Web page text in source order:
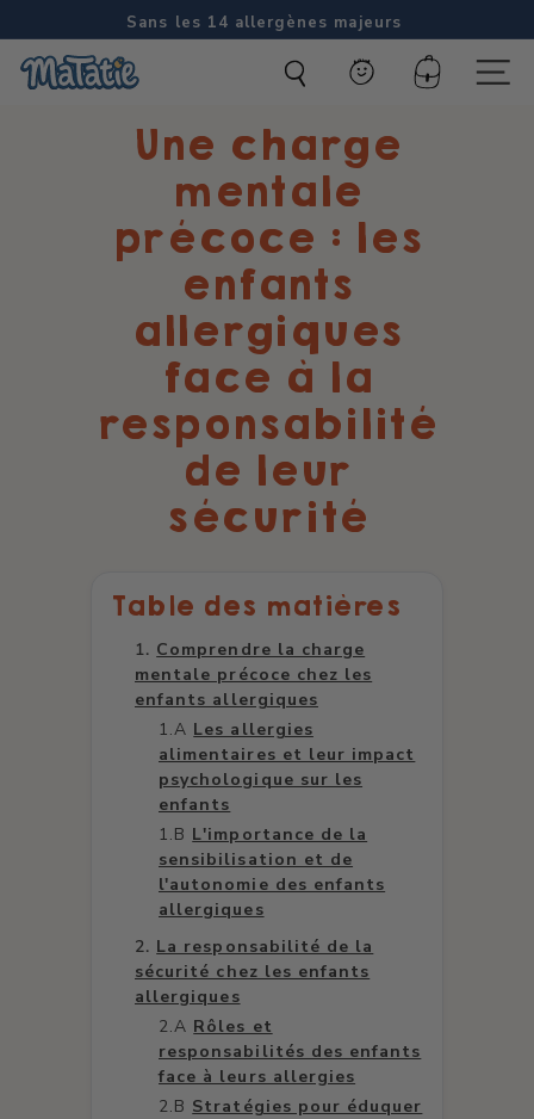
au
contenu
Diaporama
Pause
Sans les 14 allergènes majeurs
M
Compte
Une charge
mentale
précoce : les
enfants
allergiques
face à la
responsabilité
de leur
sécurité
Table des matières
Comprendre la charge
mentale précoce chez les
enfants allergiques
Les allergies
alimentaires et leur impact
psychologique sur les
enfants
L'importance de la
sensibilisation et de
l'autonomie des enfants
allergiques
La responsabilité de la
sécurité chez les enfants
allergiques
Rôles et
responsabilités des enfants
face à leurs allergies
Stratégies pour éduquer